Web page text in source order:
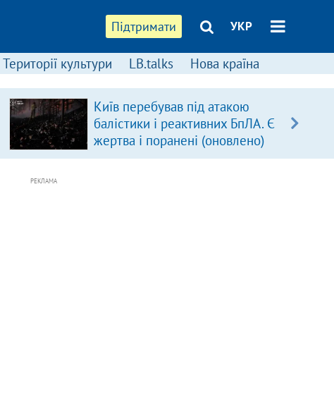
Підтримати УКР
Території культури LB.talks Нова країна
Київ перебував під атакою
балістики і реактивних БпЛА. Є
жертва і поранені (оновлено)
РЕКЛАМА